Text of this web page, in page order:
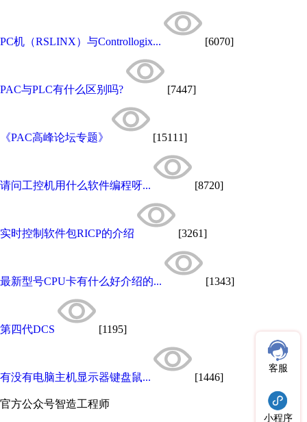
PC机（RSLINX）与Controllogix... [6070]
PAC与PLC有什么区别吗? [7447]
《PAC高峰论坛专题》 [15111]
请问工控机用什么软件编程呀... [8720]
实时控制软件包RICP的介绍 [3261]
最新型号CPU卡有什么好介绍的... [1343]
第四代DCS [1195]
有没有电脑主机显示器键盘鼠... [1446]
官方公众号智造工程师
客服
小程序